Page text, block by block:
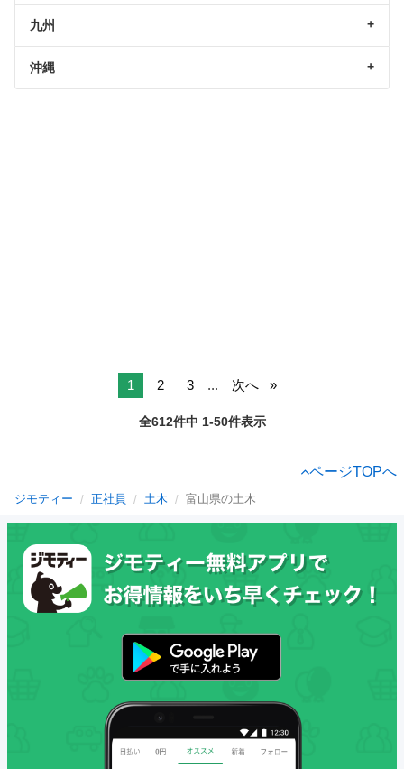
九州
沖縄
1 2 3 ... 次へ
全612件中 1-50件表示
ページTOPへ
ジモティー 正社員 土木 富山県の土木